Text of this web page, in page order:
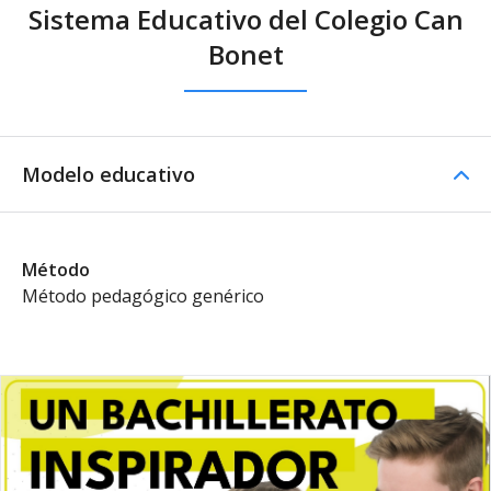
Sistema Educativo del Colegio Can
Bonet
Modelo educativo
Método
Método pedagógico genérico